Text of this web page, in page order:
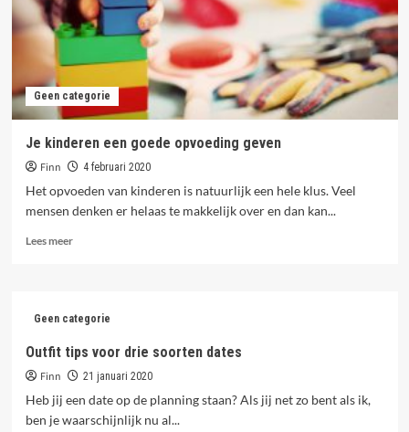
Geen categorie
Je kinderen een goede opvoeding geven
Finn 4 februari 2020
Het opvoeden van kinderen is natuurlijk een hele klus. Veel
mensen denken er helaas te makkelijk over en dan kan...
Lees meerLees
een
opvoeding
geven
Geen categorie
Outfit tips voor drie soorten dates
Finn 21 januari 2020
Heb jij een date op de planning staan? Als jij net zo bent als ik,
ben je waarschijnlijk nu al...